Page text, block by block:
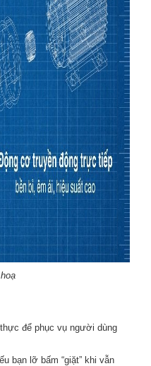
để phục vụ người dùng
bạn lỡ bấm “giặt” khi vẫn